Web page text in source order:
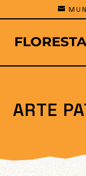
ARTE